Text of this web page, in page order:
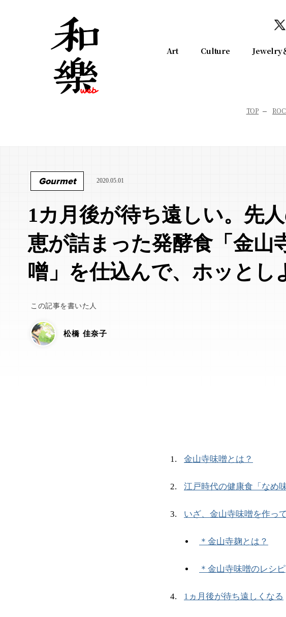
Art Culture Jewelry
TOP
Gourmet 2020.05.01
1カ月後が待ち遠しい。先
恵が詰まった発酵食「金山
噌」を仕込んで、ホッとし
この記事を書いた人
松橋 佳奈子
金山寺味噌とは？
江戸時代の健康食「なめ
いざ、金山寺味噌を作っ
＊金山寺麹とは？
＊金山寺味噌のレシピ
1ヵ月後が待ち遠しくなる